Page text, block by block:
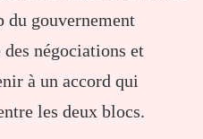
gouvernement
négociations et
à un accord qui
les deux blocs.